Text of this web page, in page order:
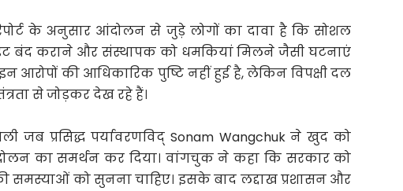
के अनुसार आंदोलन से जुड़े लोगों का दावा है कि सोशल
बंद कराने और संस्थापक को धमकियां मिलने जैसी घटनाएं
आरोपों की आधिकारिक पुष्टि नहीं हुई है, लेकिन विपक्षी दल
से जोड़कर देख रहे हैं।
जब प्रसिद्ध पर्यावरणविद् Sonam Wangchuk ने खुद को
का समर्थन कर दिया। वांगचुक ने कहा कि सरकार को
को सुनना चाहिए। इसके बाद लद्दाख प्रशासन और